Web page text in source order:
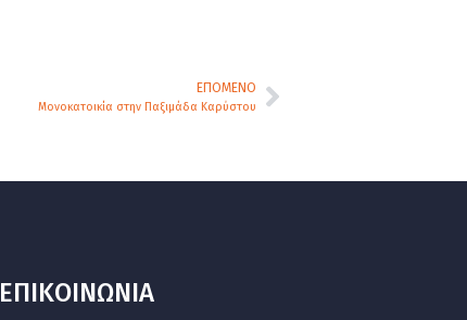
ΕΠΌΜΕΝΟ
Μονοκατοικία στην Παξιμάδα Καρύστου
ΕΠΙΚΟΙΝΩΝΙΑ